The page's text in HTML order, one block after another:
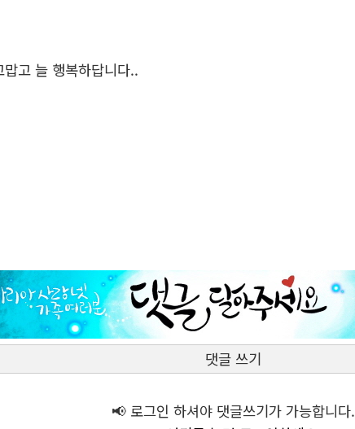
고 늘 행복하답니다..
댓글 쓰기
📢 로그인 하셔야 댓글쓰기가 가능합니다.